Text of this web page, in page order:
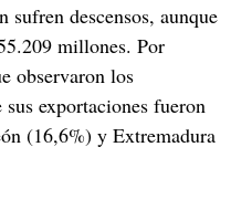
sufren descensos, aunque
millones. Por
observaron los
exportaciones fueron
(16,6%) y Extremadura